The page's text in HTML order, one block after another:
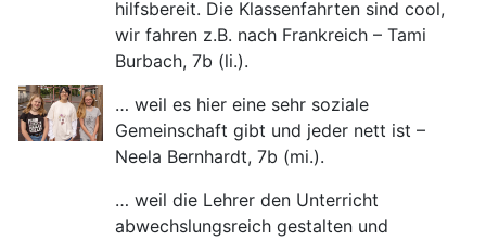
hilfsbereit. Die Klassenfahrten sind cool,
wir fahren z.B. nach Frankreich – Tami
Burbach, 7b (li.).
… weil es hier eine sehr soziale
Gemeinschaft gibt und jeder nett ist –
Neela Bernhardt, 7b (mi.).
… weil die Lehrer den Unterricht
abwechslungsreich gestalten und